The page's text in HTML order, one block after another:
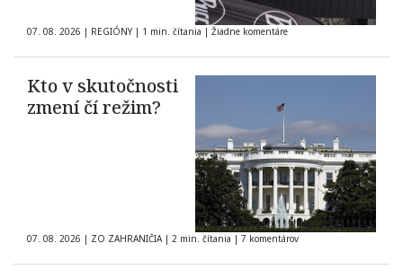
07. 08. 2026 | REGIÓNY | 1 min. čítania | Žiadne komentáre
Kto v skutočnosti
zmení čí režim?
07. 08. 2026 | ZO ZAHRANIČIA | 2 min. čítania | 7 komentárov